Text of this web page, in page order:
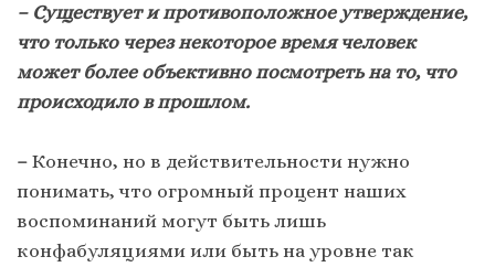
– Существует и противоположное утверждение,
что только через некоторое время человек
может более объективно посмотреть на то, что
происходило в прошлом.
– Конечно, но в действительности нужно
понимать, что огромный процент наших
воспоминаний могут быть лишь
конфабуляциями или быть на уровне так